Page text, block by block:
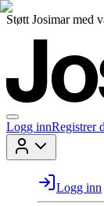
Støtt Josimar med
Logg innRegistrer
Logg inn